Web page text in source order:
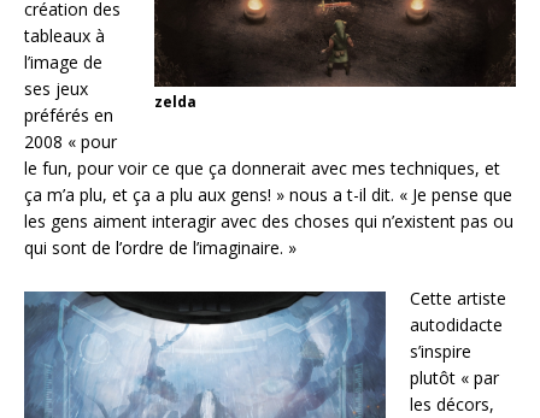
zelda
création des
tableaux à
l’image de
ses jeux
préférés en
2008 « pour
le fun, pour voir ce que ça donnerait avec mes techniques, et
ça m’a plu, et ça a plu aux gens! » nous a t-il dit. « Je pense que
les gens aiment interagir avec des choses qui n’existent pas ou
qui sont de l’ordre de l’imaginaire. »
Cette artiste
autodidacte
s’inspire
plutôt « par
les décors,